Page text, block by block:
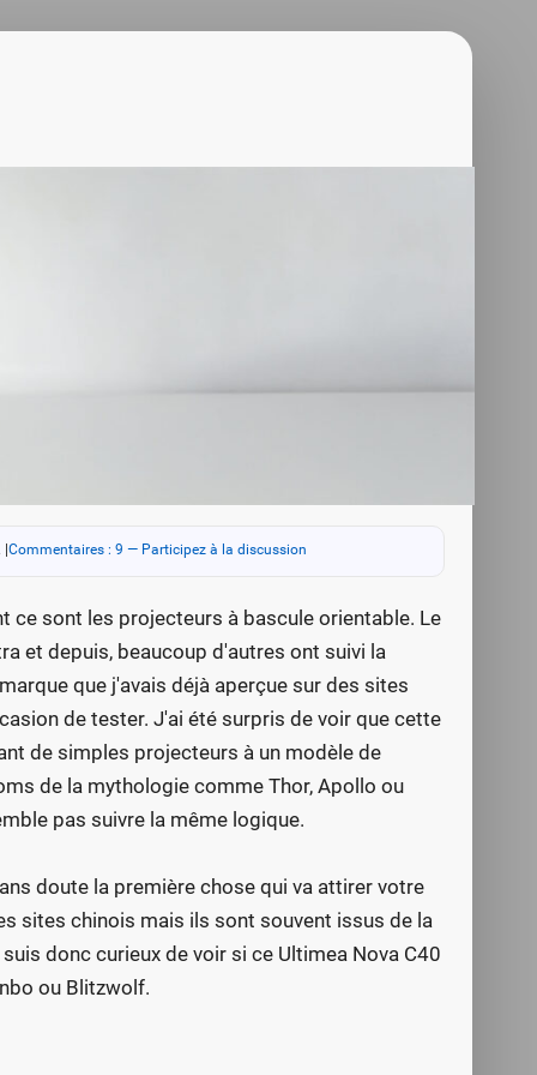
Commentaires : 9 — Participez à la discussion
ce sont les projecteurs à bascule orientable. Le
et depuis, beaucoup d'autres ont suivi la
que j'avais déjà aperçue sur des sites
de tester. J'ai été surpris de voir que cette
de simples projecteurs à un modèle de
de la mythologie comme Thor, Apollo ou
pas suivre la même logique.
doute la première chose qui va attirer votre
sites chinois mais ils sont souvent issus de la
donc curieux de voir si ce Ultimea Nova C40
ou Blitzwolf.